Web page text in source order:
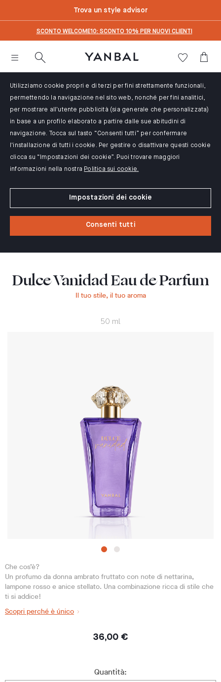
Trova un style advisor
SCONTO WELCOME10: SCONTO 10% PER NUOVI CLIENTI
Utilizziamo cookie propri e di terzi per fini strettamente funzionali,
permettendo la navigazione nel sito web, nonché per fini analitici,
per mostrare all'utente pubblicità (sia generale che personalizzata)
in base a un profilo elaborato a partire dalle sue abitudini di
navigazione. Tocca sul tasto “Consenti tutti” per confermare
l'installazione di tutti i cookie. Per gestire o disattivare questi cookie
clicca su “Impostazioni dei cookie”. Puoi trovare maggiori
informazioni nella nostra Politica sui cookie.
Impostazioni dei cookie
Consenti tutti
Dulce Vanidad Eau de Parfum
Il tuo stile, il tuo aroma
50 ml
Che cos’è?
Un profumo da donna ambrato fruttato con note di nettarina,
lampone rosso e anice stellato. Una combinazione ricca di stile che
ti si addice!
Scopri perché è único
36,00 €
Quantità: